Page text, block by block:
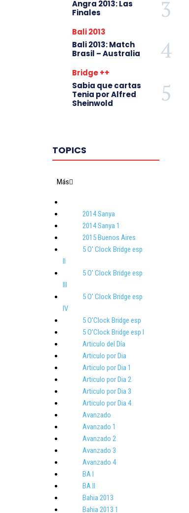
Angra 2013: Las
Finales
Bali 2013
Bali 2013: Match
Brasil – Australia
Bridge ++
Sabia que cartas
Tenia por Alfred
Sheinwold
TOPICS
Más
2014 Sanya
2014 Sanya 1
2015 Buenos Aires
5 O' Clock Bridge esp
II
5 O' Clock Bridge esp
III
5 O' Clock Bridge esp
IV
5 O'Clock Bridge esp
5 O'Clock Bridge esp I
Articulo del Día
Articulo por Dia
Articulo por Dia 1
Articulo por Dia 2
Articulo por Dia 3
Articulo por Dia 4
Avanzado
Avanzado 1
Avanzado 2
Avanzado 3
Avanzado 4
BA I
BA II
Bahia 2013
Bahia 2013 1